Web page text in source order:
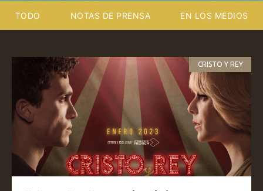
TODO NOTAS DE PRENSA EN LOS MEDIOS
CRISTO Y REY